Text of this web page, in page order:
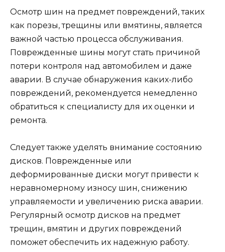
Осмотр шин на предмет повреждений, таких
как порезы, трещины или вмятины, является
важной частью процесса обслуживания.
Поврежденные шины могут стать причиной
потери контроля над автомобилем и даже
аварии. В случае обнаружения каких-либо
повреждений, рекомендуется немедленно
обратиться к специалисту для их оценки и
ремонта.
Следует также уделять внимание состоянию
дисков. Поврежденные или
деформированные диски могут привести к
неравномерному износу шин, снижению
управляемости и увеличению риска аварии.
Регулярный осмотр дисков на предмет
трещин, вмятин и других повреждений
поможет обеспечить их надежную работу.